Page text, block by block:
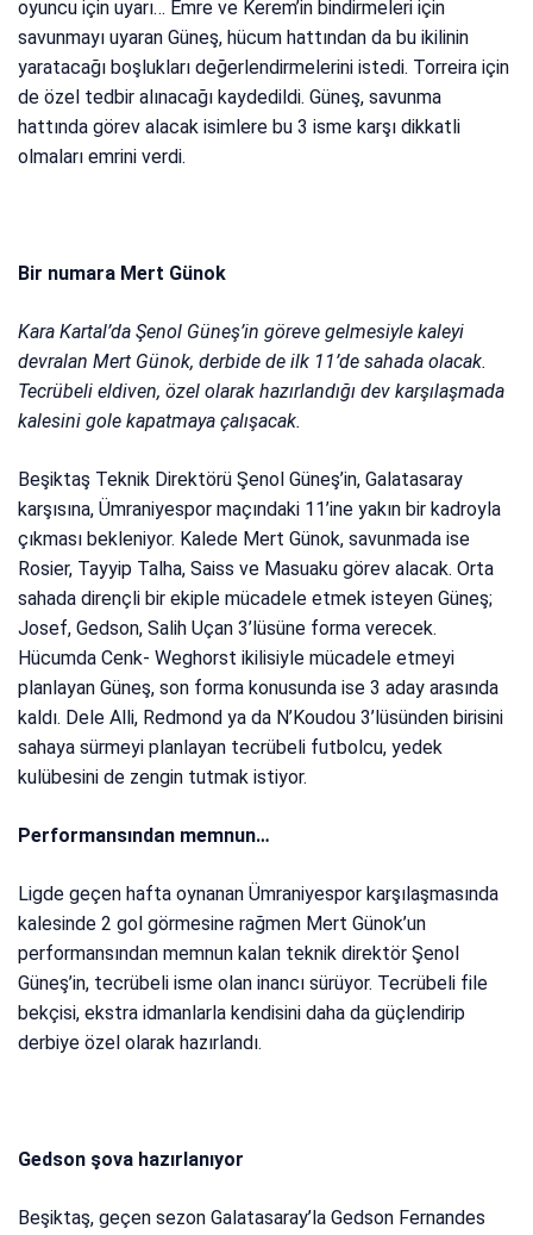
oyuncu için uyarı… Emre ve Kerem’in bindirmeleri için
savunmayı uyaran Güneş, hücum hattından da bu ikilinin
yaratacağı boşlukları değerlendirmelerini istedi. Torreira için
de özel tedbir alınacağı kaydedildi. Güneş, savunma
hattında görev alacak isimlere bu 3 isme karşı dikkatli
olmaları emrini verdi.
Bir numara Mert Günok
Kara Kartal’da Şenol Güneş’in göreve gelmesiyle kaleyi
devralan Mert Günok, derbide de ilk 11’de sahada olacak.
Tecrübeli eldiven, özel olarak hazırlandığı dev karşılaşmada
kalesini gole kapatmaya çalışacak.
Beşiktaş Teknik Direktörü Şenol Güneş’in, Galatasaray
karşısına, Ümraniyespor maçındaki 11’ine yakın bir kadroyla
çıkması bekleniyor. Kalede Mert Günok, savunmada ise
Rosier, Tayyip Talha, Saiss ve Masuaku görev alacak. Orta
sahada dirençli bir ekiple mücadele etmek isteyen Güneş;
Josef, Gedson, Salih Uçan 3’lüsüne forma verecek.
Hücumda Cenk- Weghorst ikilisiyle mücadele etmeyi
planlayan Güneş, son forma konusunda ise 3 aday arasında
kaldı. Dele Alli, Redmond ya da N’Koudou 3’lüsünden birisini
sahaya sürmeyi planlayan tecrübeli futbolcu, yedek
kulübesini de zengin tutmak istiyor.
Performansından memnun…
Ligde geçen hafta oynanan Ümraniyespor karşılaşmasında
kalesinde 2 gol görmesine rağmen Mert Günok’un
performansından memnun kalan teknik direktör Şenol
Güneş’in, tecrübeli isme olan inancı sürüyor. Tecrübeli file
bekçisi, ekstra idmanlarla kendisini daha da güçlendirip
derbiye özel olarak hazırlandı.
Gedson şova hazırlanıyor
Beşiktaş, geçen sezon Galatasaray’la Gedson Fernandes